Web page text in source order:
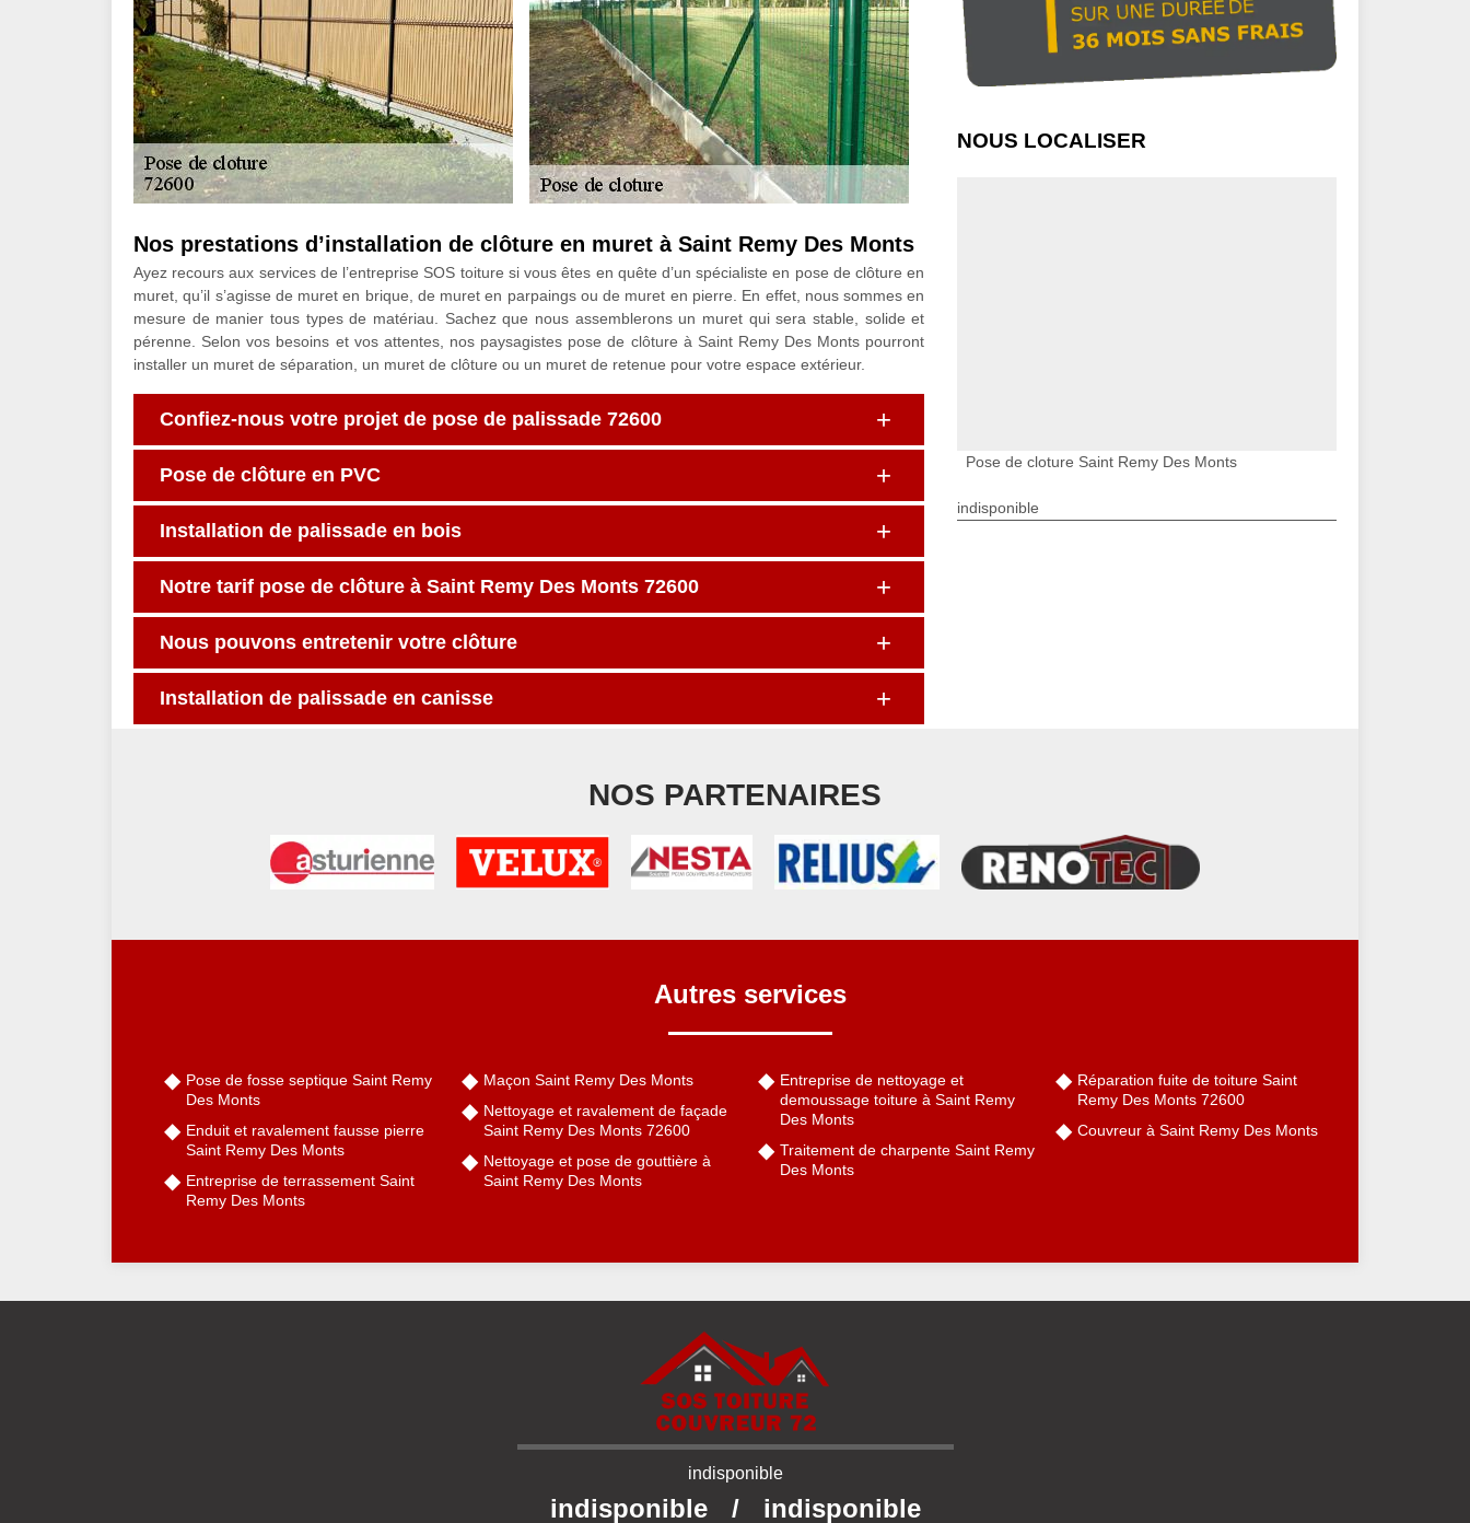
Nos prestations d’installation de clôture en muret à Saint Remy Des Monts
Ayez recours aux services de l’entreprise SOS toiture si vous êtes en quête d’un spécialiste en pose de clôture en
muret, qu’il s’agisse de muret en brique, de muret en parpaings ou de muret en pierre. En effet, nous sommes en
mesure de manier tous types de matériau. Sachez que nous assemblerons un muret qui sera stable, solide et
pérenne. Selon vos besoins et vos attentes, nos paysagistes pose de clôture à Saint Remy Des Monts pourront
installer un muret de séparation, un muret de clôture ou un muret de retenue pour votre espace extérieur.
Confiez-nous votre projet de pose de palissade 72600
Pose de clôture en PVC
Installation de palissade en bois
Notre tarif pose de clôture à Saint Remy Des Monts 72600
Nous pouvons entretenir votre clôture
Installation de palissade en canisse
NOUS LOCALISER
Pose de cloture Saint Remy Des Monts
indisponible
NOS PARTENAIRES
Autres services
Pose de fosse septique Saint Remy
Des Monts
Enduit et ravalement fausse pierre
Saint Remy Des Monts
Entreprise de terrassement Saint
Remy Des Monts
Maçon Saint Remy Des Monts
Nettoyage et ravalement de façade
Saint Remy Des Monts 72600
Nettoyage et pose de gouttière à
Saint Remy Des Monts
Entreprise de nettoyage et
demoussage toiture à Saint Remy
Des Monts
Traitement de charpente Saint Remy
Des Monts
Réparation fuite de toiture Saint
Remy Des Monts 72600
Couvreur à Saint Remy Des Monts
indisponible
indisponible / indisponible